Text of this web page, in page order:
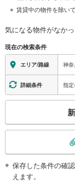
賃貸中の物件を除いて
気になる物件がなか
現在の検索条件
エリア/路線 神
詳細条件 指定
検
保存した条件の確
えます。